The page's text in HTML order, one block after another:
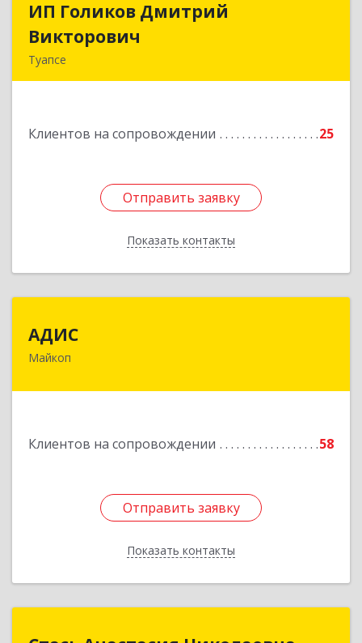
ИП Голиков Дмитрий
Викторович
Туапсе
Клиентов на сопровождении 25
Отправить заявку
Показать контакты
ИП Голиков Дмитрий
Подробнее
Отправить заявку
Назад
АДИС
Майкоп
Клиентов на сопровождении 58
Отправить заявку
Показать контакты
Отправить заявку
Назад